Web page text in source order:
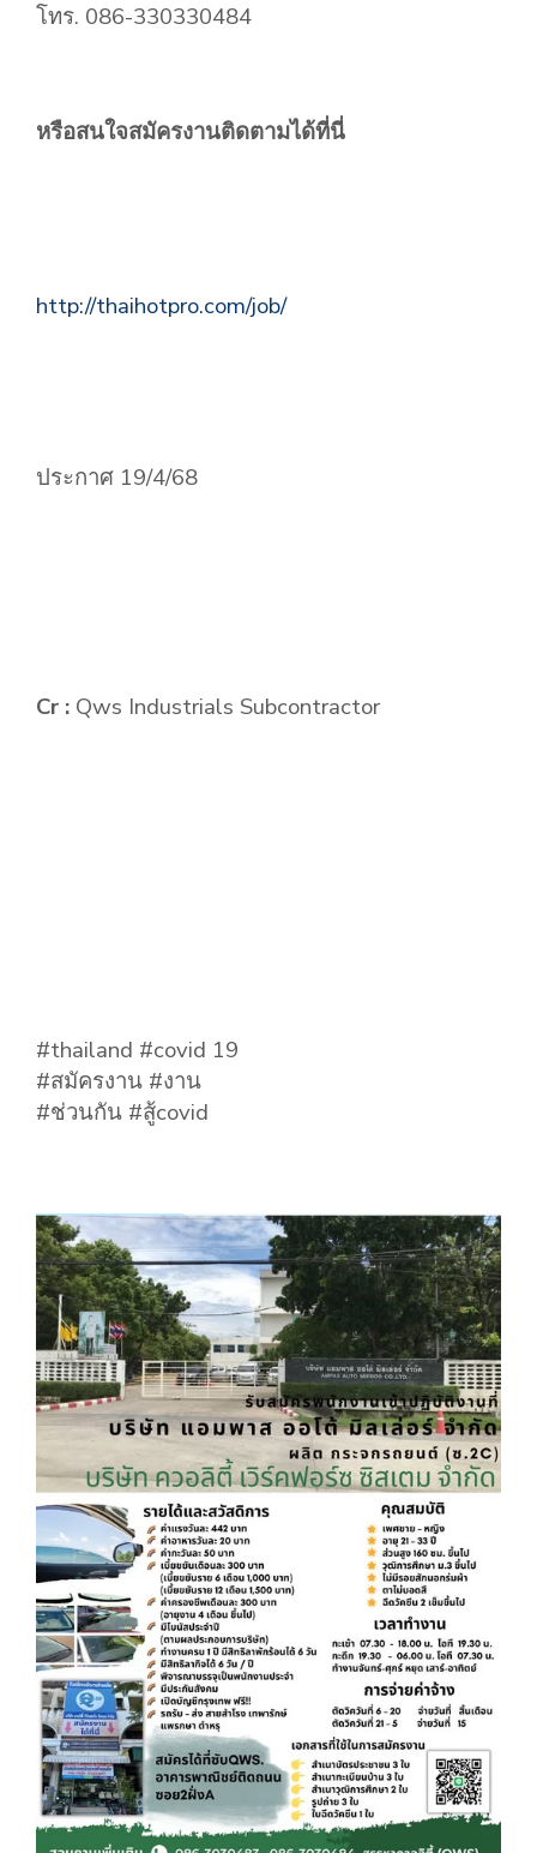
โทร. 086-330330484
หรือสนใจสมัครงานติดตามได้ที่นี่
http://thaihotpro.com/job/
ประกาศ 19/4/68
Cr : Qws Industrials Subcontractor
#thailand #covid 19
#สมัครงาน #งาน
#ช่วนกัน #สู้covid